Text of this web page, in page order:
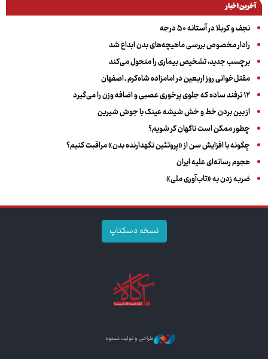
آخرین اخبار
نجف و کربلا در آستانه ۵۰ درجه
رادار مخصوص بررسی ماهیچه‌های بدن ابداع شد
برچسب جدید، تشخیص بیماری را متحول می‌کند
مقتل‌خوانی روز اربعین در امامزاده شاه‌کرم ـ اصفهان
۱۲ ترفند ساده که جلوی پرخوری عصبی و اضافه ‌وزن را می‌گیرد
از بین بردن خط و خش شیشه عینک با جوش شیرین
چطور ممکن است ناگهان کر شویم؟
چگونه با افزایش سن از «پروتئین نگهدارنده بدن» مراقبت کنیم؟
هجوم رسانه‌ای علیه ایران
ضربه زدن به «تاب‌آوری ملی»
نسخه دسکتاپ
طراحی و تولید: نستوه